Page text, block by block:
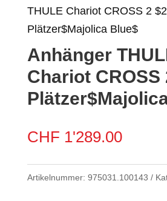
THULE Chariot CROSS 2 $2
Plätzer$Majolica Blue$
Anhänger
Chariot CROSS
CHF 1'289.00
Artikelnummer: 975031.100143